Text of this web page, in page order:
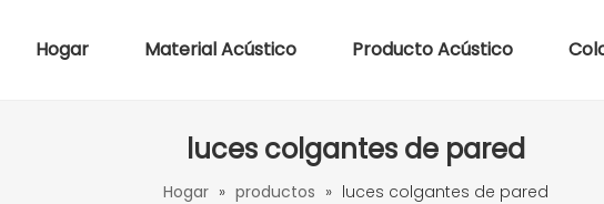
Hogar Material Acústico Producto Acústico
luces colgantes de pared
Hogar » productos » luces colgantes de pared